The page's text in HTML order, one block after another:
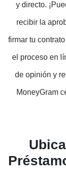
y directo.
recibir la
firmar tu
el proceso en
de opinión y
MoneyGram